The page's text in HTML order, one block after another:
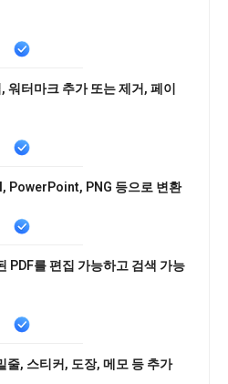
터마크 추가 또는 제거, 페이
PowerPoint, PNG 등으로 변환
PDF를 편집 가능하고 검색 가능
줄, 스티커, 도장, 메모 등 추가